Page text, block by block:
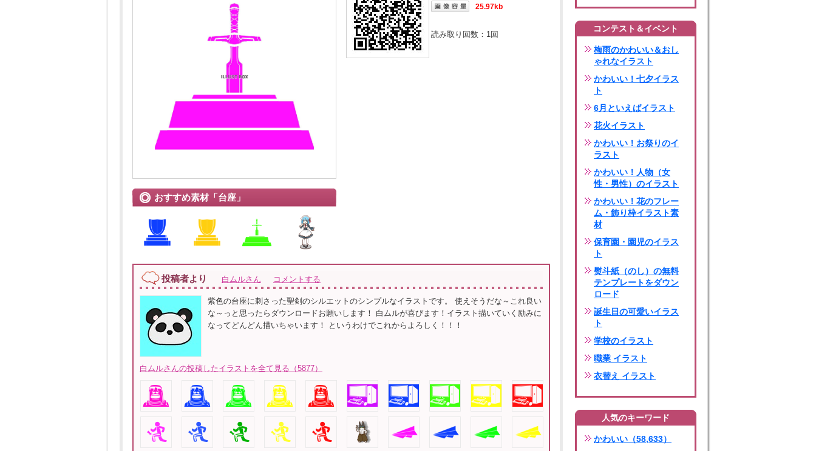
おすすめ素材「台座」
25.97kb
読み取り回数： 1回
投稿者より 白ムルさん コメントする
紫色の台座に刺さった聖剣のシルエットのシンプルなイラストです。 使えそうだな～これ良い
な～っと思ったらダウンロードお願いします！ 白ムルが喜びます！イラスト描いていく励みに
なってどんどん描いちゃいます！ というわけでこれからよろしく！！！
白ムルさんの投稿したイラストを全て見る（5877）
コンテスト＆イベント
梅雨のかわいい＆おし
ゃれなイラスト
かわいい！七夕イラス
ト
6月といえばイラスト
花火イラスト
かわいい！お祭りのイ
ラスト
かわいい！人物（女
性・男性）のイラスト
かわいい！花のフレー
ム・飾り枠イラスト素
材
保育園・園児のイラス
ト
熨斗紙（のし）の無料
テンプレートをダウン
ロード
誕生日の可愛いイラス
ト
学校のイラスト
職業 イラスト
衣替え イラスト
人気のキーワード
かわいい（58,633）